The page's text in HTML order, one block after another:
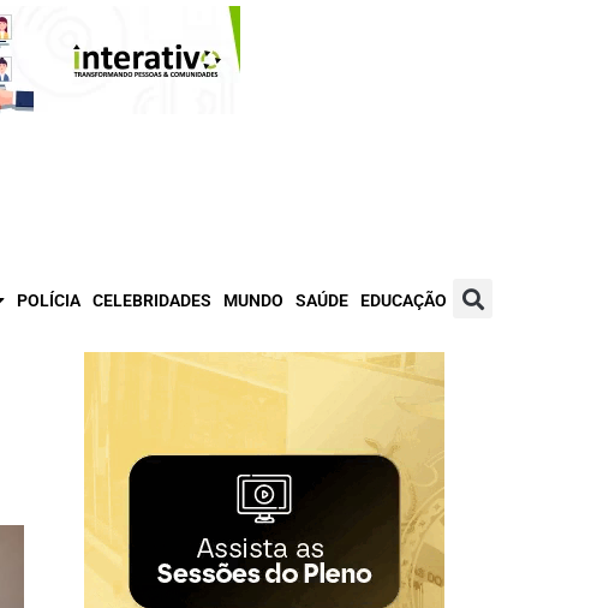
POLÍCIA CELEBRIDADES MUNDO SAÚDE EDUCAÇÃO